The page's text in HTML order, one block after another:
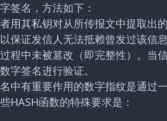
签名，方法如下：
用其私钥对从所传报文中提取出
保证发信人无法抵赖曾发过该信
程中未被篡改（即完整性）。当
字签名进行验证。
中有重要作用的数字指纹是通过
HASH函数的特殊要求是：